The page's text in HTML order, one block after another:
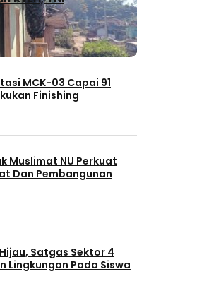
MCK-03 Capai 91
Finishing
Muslimat NU Perkuat
Dan Pembangunan
Satgas Sektor 4
Lingkungan Pada Siswa